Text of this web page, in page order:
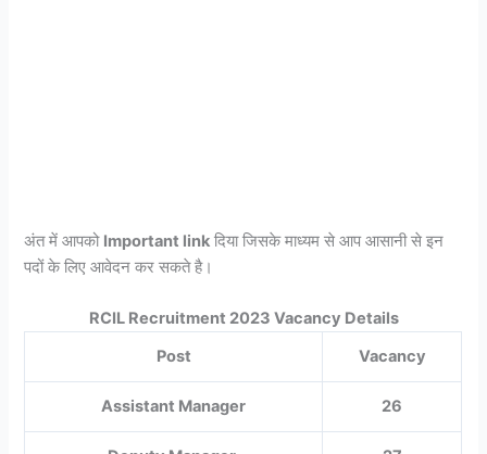
अंत में आपको Important link दिया जिसके माध्यम से आप आसानी से इन
पदों के लिए आवेदन कर सकते है।
RCIL Recruitment 2023 Vacancy Details
Post
Vacancy
Assistant Manager 26